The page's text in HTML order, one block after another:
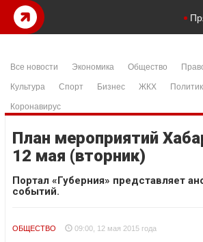
Все новости Экономика Общество
Культура
Спорт Бизнес ЖКХ
Коронавирус
План мероприятий
12 мая (вторник)
Портал «Губерния» представляет
событий.
ОБЩЕСТВО 09:00, 12 мая 2015 года